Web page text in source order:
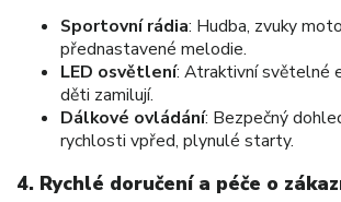
Sportovní rádia: Hudba, zvuky
přednastavené melodie.
LED osvětlení: Atraktivní světelné
děti zamilují.
Dálkové ovládání: Bezpečný
rychlosti vpřed, plynulé starty.
4. Rychlé doručení a péče o